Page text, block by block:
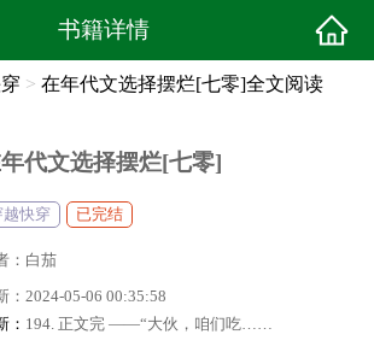
书籍详情
> 在年代文选择摆烂[七零]全文阅读
代文选择摆烂[七零]
越快穿 已完结
： 白茄
： 2024-05-06 00:35:58
： 194. 正文完 ——“大伙，咱们吃……